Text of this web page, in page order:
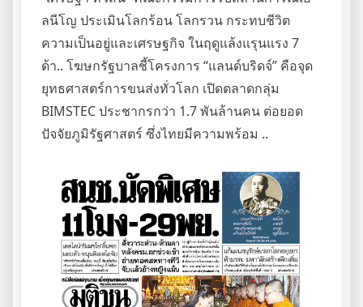
ลนีโญ ประเมินโลกร้อน โลกรวน กระทบชีวิต
ความเป็นอยู่และเศรษฐกิจ ในฤดูแล้งแรุนแรง 7
ด้า.. โฆษกรัฐบาลชี้โครงการ “แลนด์บริดจ์” คือจุด
ยุทธศาสตร์การขนส่งทั่วโลก เปิดตลาดกลุ่ม
BIMSTEC ประชากรกว่า 1.7 พันล้านคน ต่อยอด
ปัจจัยภูมิรัฐศาสตร์ ซึ่งไทยมีความพร้อม ..